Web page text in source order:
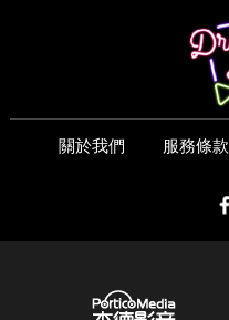
關於我們 服務條款